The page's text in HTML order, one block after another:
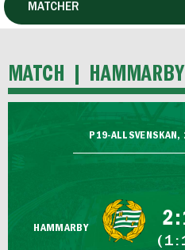
HERR
HTFF
MATCHER
MATCH |
P19-
HAMMARBY